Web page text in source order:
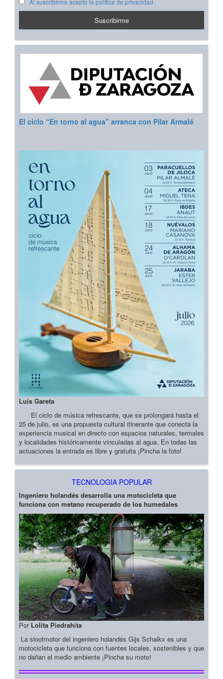
Al suscribirme acepto la política de privacidad
El ciclo “En torno al agua” arranca con Pilar Armalé
Luis Gareta
El ciclo de música refrescante, que se prolongará hasta el
25 de julio, es una propuesta cultural itinerante que conecta la
experiencia musical en directo con espacios naturales, termales
y localidades históricamente vinculadas al agua. En todas las
actuaciones la entrada es libre y gratuita ¡Pincha la foto!
TECNOLOGIA POPULAR
Ingeniero holandés desarrolla una motocicleta que
funciona con metano recuperado de los humedales
Por Lolita Piedrahita
La slootmotor del ingeniero holandés Gijs Schalkx es una
motocicleta que funciona con fuentes locales, sostenibles y que
no dañan el medio ambiente ¡Pincha su moto!